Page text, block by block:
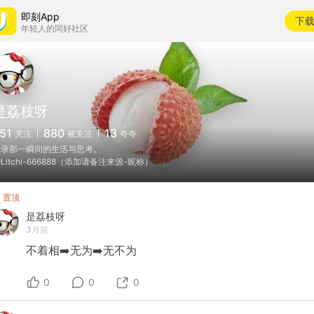
即刻App
年轻人的同好社区
下载
荔枝呀
关注 880 被关注 13 夸夸
那一瞬间的生活与思考。
666888（添加请备注来源-昵称）
置顶
是荔枝呀
3月前
不着相➡️无为➡️无不为
0 0 0